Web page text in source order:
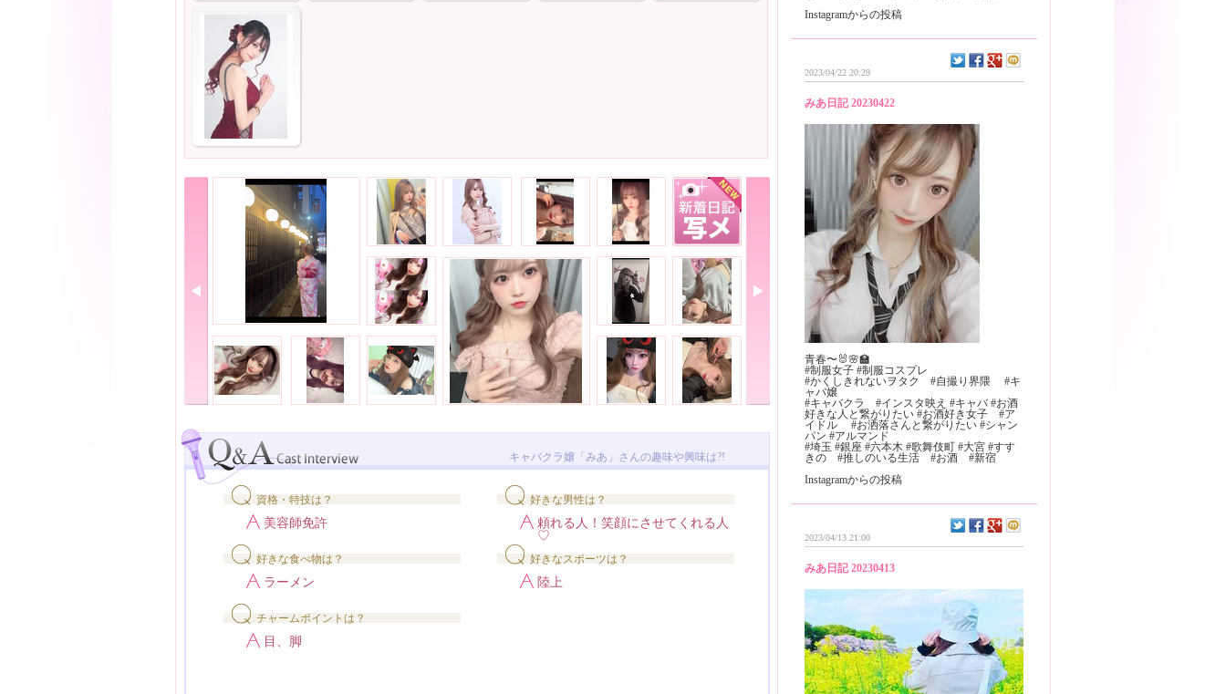
キャバクラ嬢「みあ」さんの趣味や興味は?!
資格・特技は？
美容師免許
好きな男性は？
頼れる人！笑顔にさせてくれる人
♡
好きな食べ物は？
ラーメン
好きなスポーツは？
陸上
チャームポイントは？
目、脚
Instagramからの投稿
2023/04/22 20:29
みあ日記 20230422
青春〜🐰🌸🏫
#制服女子 #制服コスプレ
#かくしきれないヲタク #自撮り界隈 #キ
ャバ嬢
#キャバクラ #インスタ映え #キャバ #お酒
好きな人と繋がりたい #お酒好き女子 #ア
イドル #お洒落さんと繋がりたい #シャン
パン #アルマンド
#埼玉 #銀座 #六本木 #歌舞伎町 #大宮 #すす
きの #推しのいる生活 #お酒 #新宿
Instagramからの投稿
2023/04/13 21:00
みあ日記 20230413